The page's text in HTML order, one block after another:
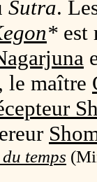
Sutra.
* est
le maître
temps